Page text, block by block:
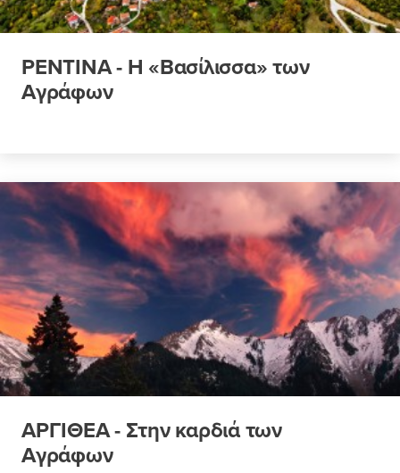
ΡΕΝΤΙΝΑ - Η «Βασίλισσα» των
Αγράφων
ΑΡΓΙΘΕΑ - Στην καρδιά των
Αγράφων